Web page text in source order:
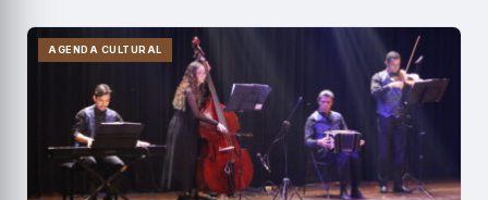
AGENDA CULTURAL